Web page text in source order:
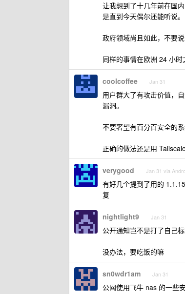
让我想到了十几年前在国
是直到今天偶尔还能听说。
政府领域尚且如此，不要
同样的事情在欧洲 24 小时
coolcoffee Jan 31
用户群大了有攻击价值，
漏洞。
不要奢望有百分百安全的
正确的做法还是用
verygood Jan 31 via
有好几个提到了用的
复
nightlight9 Jan 31
公开通知岂不是打了自己
没办法，要吃饭的嘛
sn0wdr1am Jan 31
公网使用飞牛 nas 的一些